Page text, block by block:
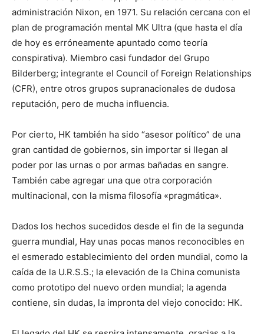
administración Nixon, en 1971. Su relación cercana con el
plan de programación mental MK Ultra (que hasta el día
de hoy es erróneamente apuntado como teoría
conspirativa). Miembro casi fundador del Grupo
Bilderberg; integrante el Council of Foreign Relationships
(CFR), entre otros grupos supranacionales de dudosa
reputación, pero de mucha influencia.
Por cierto, HK también ha sido “asesor político” de una
gran cantidad de gobiernos, sin importar si llegan al
poder por las urnas o por armas bañadas en sangre.
También cabe agregar una que otra corporación
multinacional, con la misma filosofía «pragmática».
Dados los hechos sucedidos desde el fin de la segunda
guerra mundial, Hay unas pocas manos reconocibles en
el esmerado establecimiento del orden mundial, como la
caída de la U.R.S.S.; la elevación de la China comunista
como prototipo del nuevo orden mundial; la agenda
contiene, sin dudas, la impronta del viejo conocido: HK.